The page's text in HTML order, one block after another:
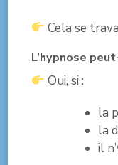
Cela se
L’hypnose
Oui, si :
la
la
il